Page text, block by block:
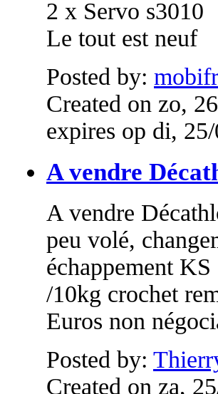
2 x Servo s3010
Le tout est neuf
Posted by:
Created on zo,
expires op di,
A vendre
A vendre
peu volé,
échappement
/10kg crochet
Euros non
Posted by:
Created on za,